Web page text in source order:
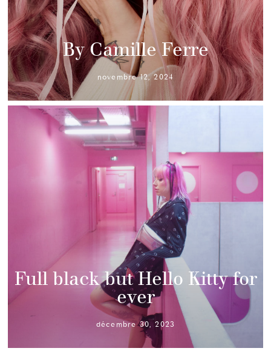
By Camille Ferre
novembre 12, 2024
Full black but Hello Kitty for
ever
décembre 30, 2023